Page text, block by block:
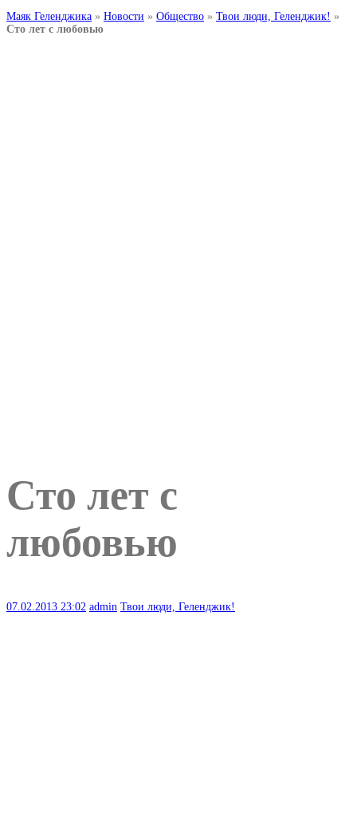
Маяк Геленджика » Новости » Общество » Твои люди, Геленджик! »
Сто лет с любовью
Сто лет с
любовью
07.02.2013 23:02 admin Твои люди, Геленджик!